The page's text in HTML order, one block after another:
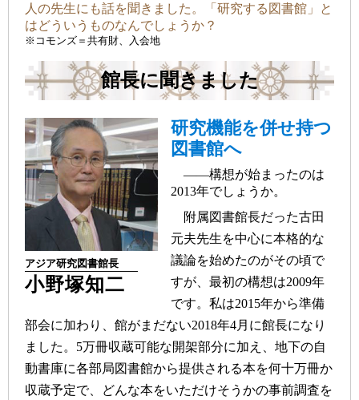
人の先生にも話を聞きました。「研究する図書館」と
はどういうものなんでしょうか？
※コモンズ＝共有財、入会地
館長に聞きました
アジア研究図書館長
小野塚知二
研究機能を併せ持つ
図書館へ
――構想が始まったのは
2013年でしょうか。
附属図書館長だった古田
元夫先生を中心に本格的な
議論を始めたのがその頃で
すが、最初の構想は2009年
です。私は2015年から準備
部会に加わり、館がまだない2018年4月に館長になり
ました。5万冊収蔵可能な開架部分に加え、地下の自
動書庫に各部局図書館から提供される本を何十万冊か
収蔵予定で、どんな本をいただけそうかの事前調査を